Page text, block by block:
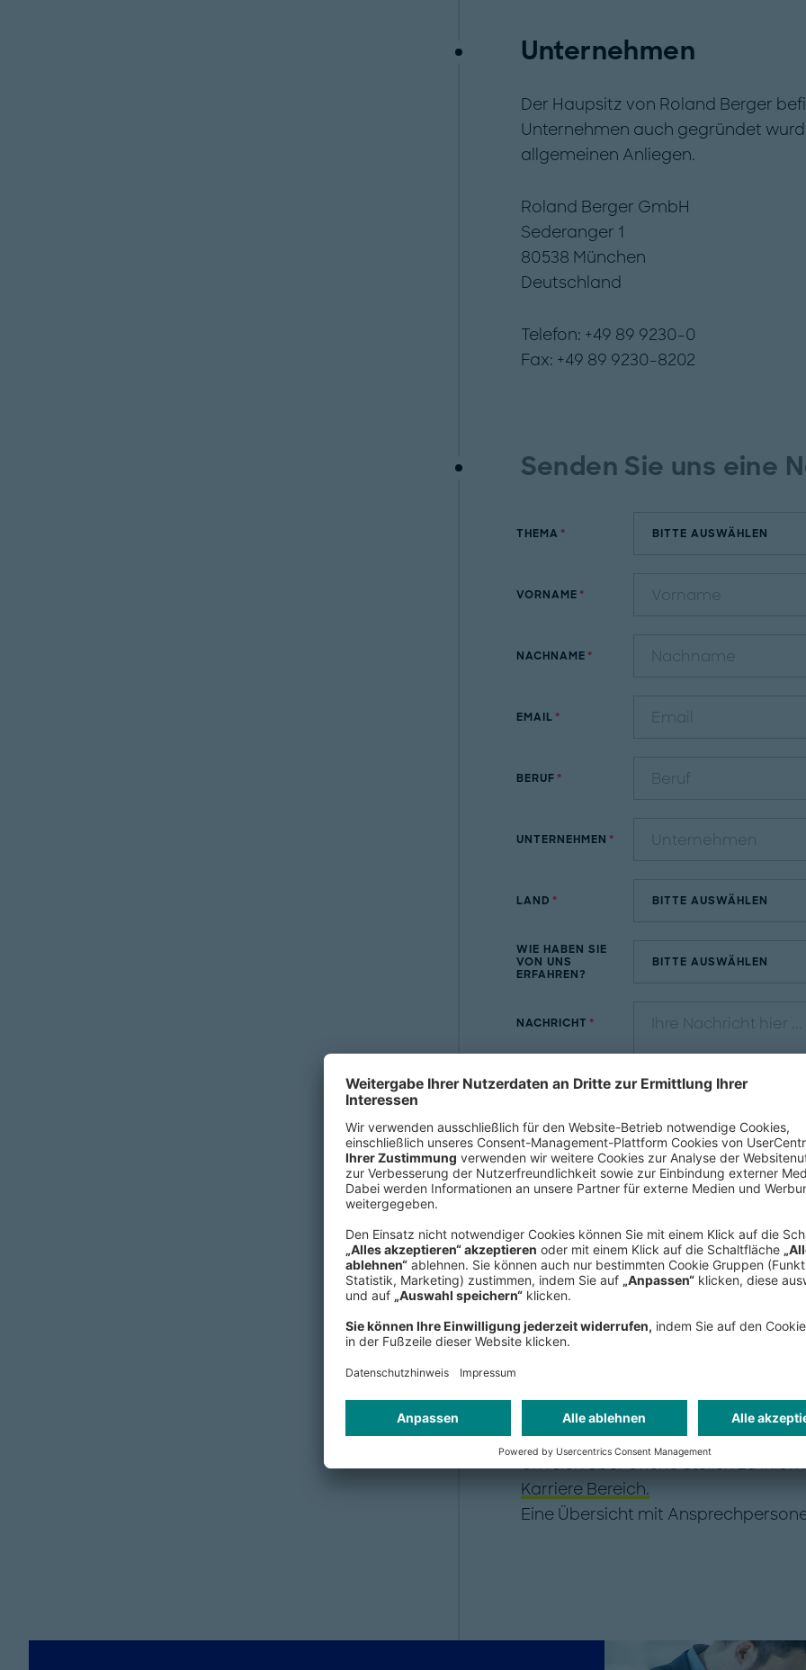
Unternehmen
Der Haupsitz von Roland Berger
Unternehmen auch gegründet
allgemeinen Anliegen.
Roland Berger GmbH
Sederanger 1
80538 München
Deutschland
Telefon: +49 89 9230-0
Fax: +49 89 9230-8202
Senden Sie uns eine
THEMA
VORNAME
NACHNAME
EMAIL
BERUF
UNTERNEHMEN
LAND
WIE HABEN SIE
VON UNS
ERFAHREN?
NACHRICHT
Mit dem Absenden des Kontaktformulars
Daten zur Bearbeitung Ihres Anliegens
Widerrufshinweise finden Sie in unserer
Personalabteilung
Um sich über offene Stellen zu
Karriere Bereich.
Eine Übersicht mit